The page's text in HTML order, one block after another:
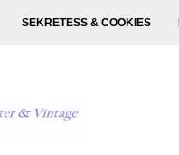
SEKRETESS & COOKIES